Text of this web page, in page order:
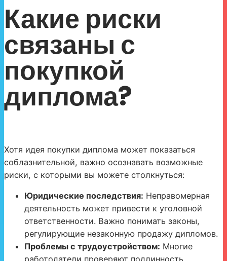
Какие риски
связаны с
покупкой
диплома?
Хотя идея покупки диплома может показаться
соблазнительной, важно осознавать возможные
риски, с которыми вы можете столкнуться:
Юридические последствия: Неправомерная
деятельность может привести к уголовной
ответственности. Важно понимать законы,
регулирующие незаконную продажу дипломов.
Проблемы с трудоустройством: Многие